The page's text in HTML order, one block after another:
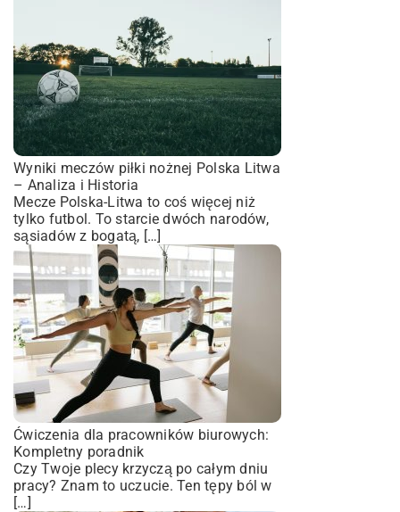
Wyniki meczów piłki nożnej Polska Litwa
– Analiza i Historia
Mecze Polska-Litwa to coś więcej niż
tylko futbol. To starcie dwóch narodów,
sąsiadów z bogatą, […]
Ćwiczenia dla pracowników biurowych:
Kompletny poradnik
Czy Twoje plecy krzyczą po całym dniu
pracy? Znam to uczucie. Ten tępy ból w
[…]